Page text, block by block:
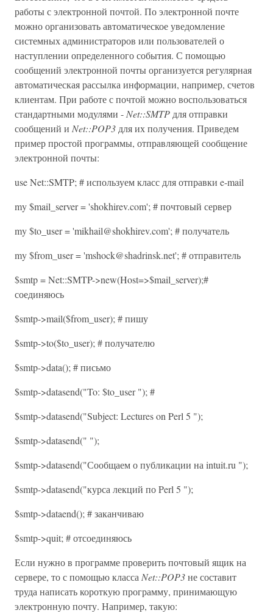
работы с электронной почтой. По электронной почте
можно организовать автоматическое уведомление
системных администраторов или пользователей о
наступлении определенного события. С помощью
сообщений электронной почты организуется регулярная
автоматическая рассылка информации, например, счетов
клиентам. При работе с почтой можно воспользоваться
стандартными модулями - Net::SMTP для отправки
сообщений и Net::POP3 для их получения. Приведем
пример простой программы, отправляющей сообщение
электронной почты:
use Net::SMTP; # используем класс для отправки e-mail
my $mail_server = 'shokhirev.com'; # почтовый сервер
my $to_user = 'mikhail@shokhirev.com'; # получатель
my $from_user = 'mshock@shadrinsk.net'; # отправитель
$smtp = Net::SMTP->new(Host=>$mail_server);#
соединяюсь
$smtp->mail($from_user); # пишу
$smtp->to($to_user); # получателю
$smtp->data(); # письмо
$smtp->datasend("To: $to_user "); #
$smtp->datasend("Subject: Lectures on Perl 5 ");
$smtp->datasend(" ");
$smtp->datasend("Сообщаем о публикации на intuit.ru ");
$smtp->datasend("курса лекций по Perl 5 ");
$smtp->dataend(); # заканчиваю
$smtp->quit; # отсоединяюсь
Если нужно в программе проверить почтовый ящик на
сервере, то с помощью класса Net::POP3не составит
труда написать короткую программу, принимающую
электронную почту. Например, такую: